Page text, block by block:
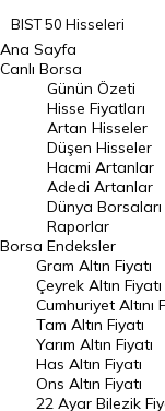
BIST 50 Hisseleri
BIST 100 Hisseleri
En Çok Artan Hisseler
En Çok Düşen Hisseler
Hacmi Artanlar
Geçmiş Kapanışlar
Dünya Borsaları
Raporlar
Endeksler
DÖVİZ
Döviz Kuru
Ana Sayfa
Canlı Borsa
Borsa
Günün Özeti
Hisse Fiyatları
Artan Hisseler
Düşen Hisseler
Hacmi Artanlar
Adedi Artanlar
Dünya Borsaları
Raporlar
Endeksler
Gram Altın Fiyatı
Çeyrek Altın Fiyatı
Cumhuriyet Altını
Tam Altın Fiyatı
Yarım Altın Fiyatı
Has Altın Fiyatı
Ons Altın Fiyatı
22 Ayar Bilezik